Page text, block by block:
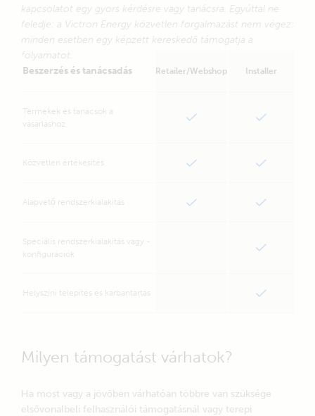
kapcsolatot egy gyors kérdésre vagy tanácsra. Egyúttal ne
feledje: a Victron Energy közvetlen forgalmazást nem végez:
minden esetben egy képzett kereskedő támogatja a
folyamatot.
Beszerzés és tanácsadás
Retailer/Webshop Installer
Termékek és tanácsok a
vásárláshoz
Közvetlen értékesítés
Alapvető rendszerkialakítás
Speciális rendszerkialakítás vagy -
konfigurációk
Helyszíni telepítés és karbantartás
Milyen támogatást várhatok?
Ha most vagy a jövőben várhatóan többre van szüksége
elsővonalbeli felhasználói támogatásnál vagy terepi
Garancia
Olvasson többet iparágvezető, 5 éves standard
garanciánkról és globális javítószolgáltatásunkról.
Legyen tájékozott
Feliratkozás
Minden termék
Töltés és átalakítás
Szoftver
Műszaki információk